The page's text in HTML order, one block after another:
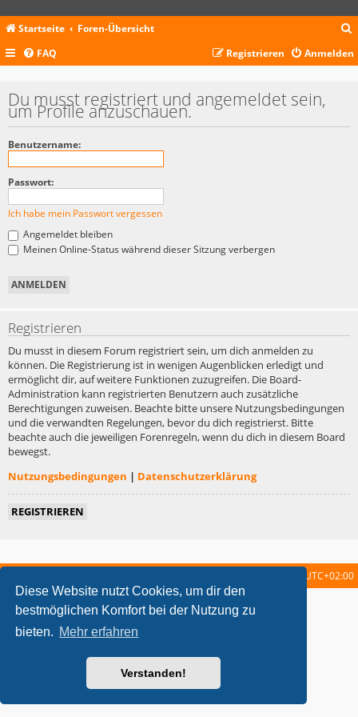
Diese Website nutzt Cookies, um dir den
bestmöglichen Komfort bei der Nutzung zu
bieten. Mehr erfahren
Verstanden!
Startseite Foren-Übersicht
c
FAQ Anmelden
Registrieren
Du musst registriert und angemeldet sein,
um Profile anzuschauen.
Benutzername:
Passwort:
Ich habe mein Passwort vergessen
Angemeldet bleiben
Meinen Online-Status während dieser Sitzung verbergen
Registrieren
Du musst in diesem Forum registriert sein, um dich anmelden zu
können. Die Registrierung ist in wenigen Augenblicken erledigt und
ermöglicht dir, auf weitere Funktionen zuzugreifen. Die Board-
Administration kann registrierten Benutzern auch zusätzliche
Berechtigungen zuweisen. Beachte bitte unsere Nutzungsbedingungen
und die verwandten Regelungen, bevor du dich registrierst. Bitte
beachte auch die jeweiligen Forenregeln, wenn du dich in diesem Board
bewegst.
Nutzungsbedingungen | Datenschutzerklärung
REGISTRIEREN
UTC+02:00
metrolike style by Eric Seguin Updated for phpBB3.2 by
Powered byphpBB ® Forum Software © phpBB Limited
Deutsche Übersetzung durch